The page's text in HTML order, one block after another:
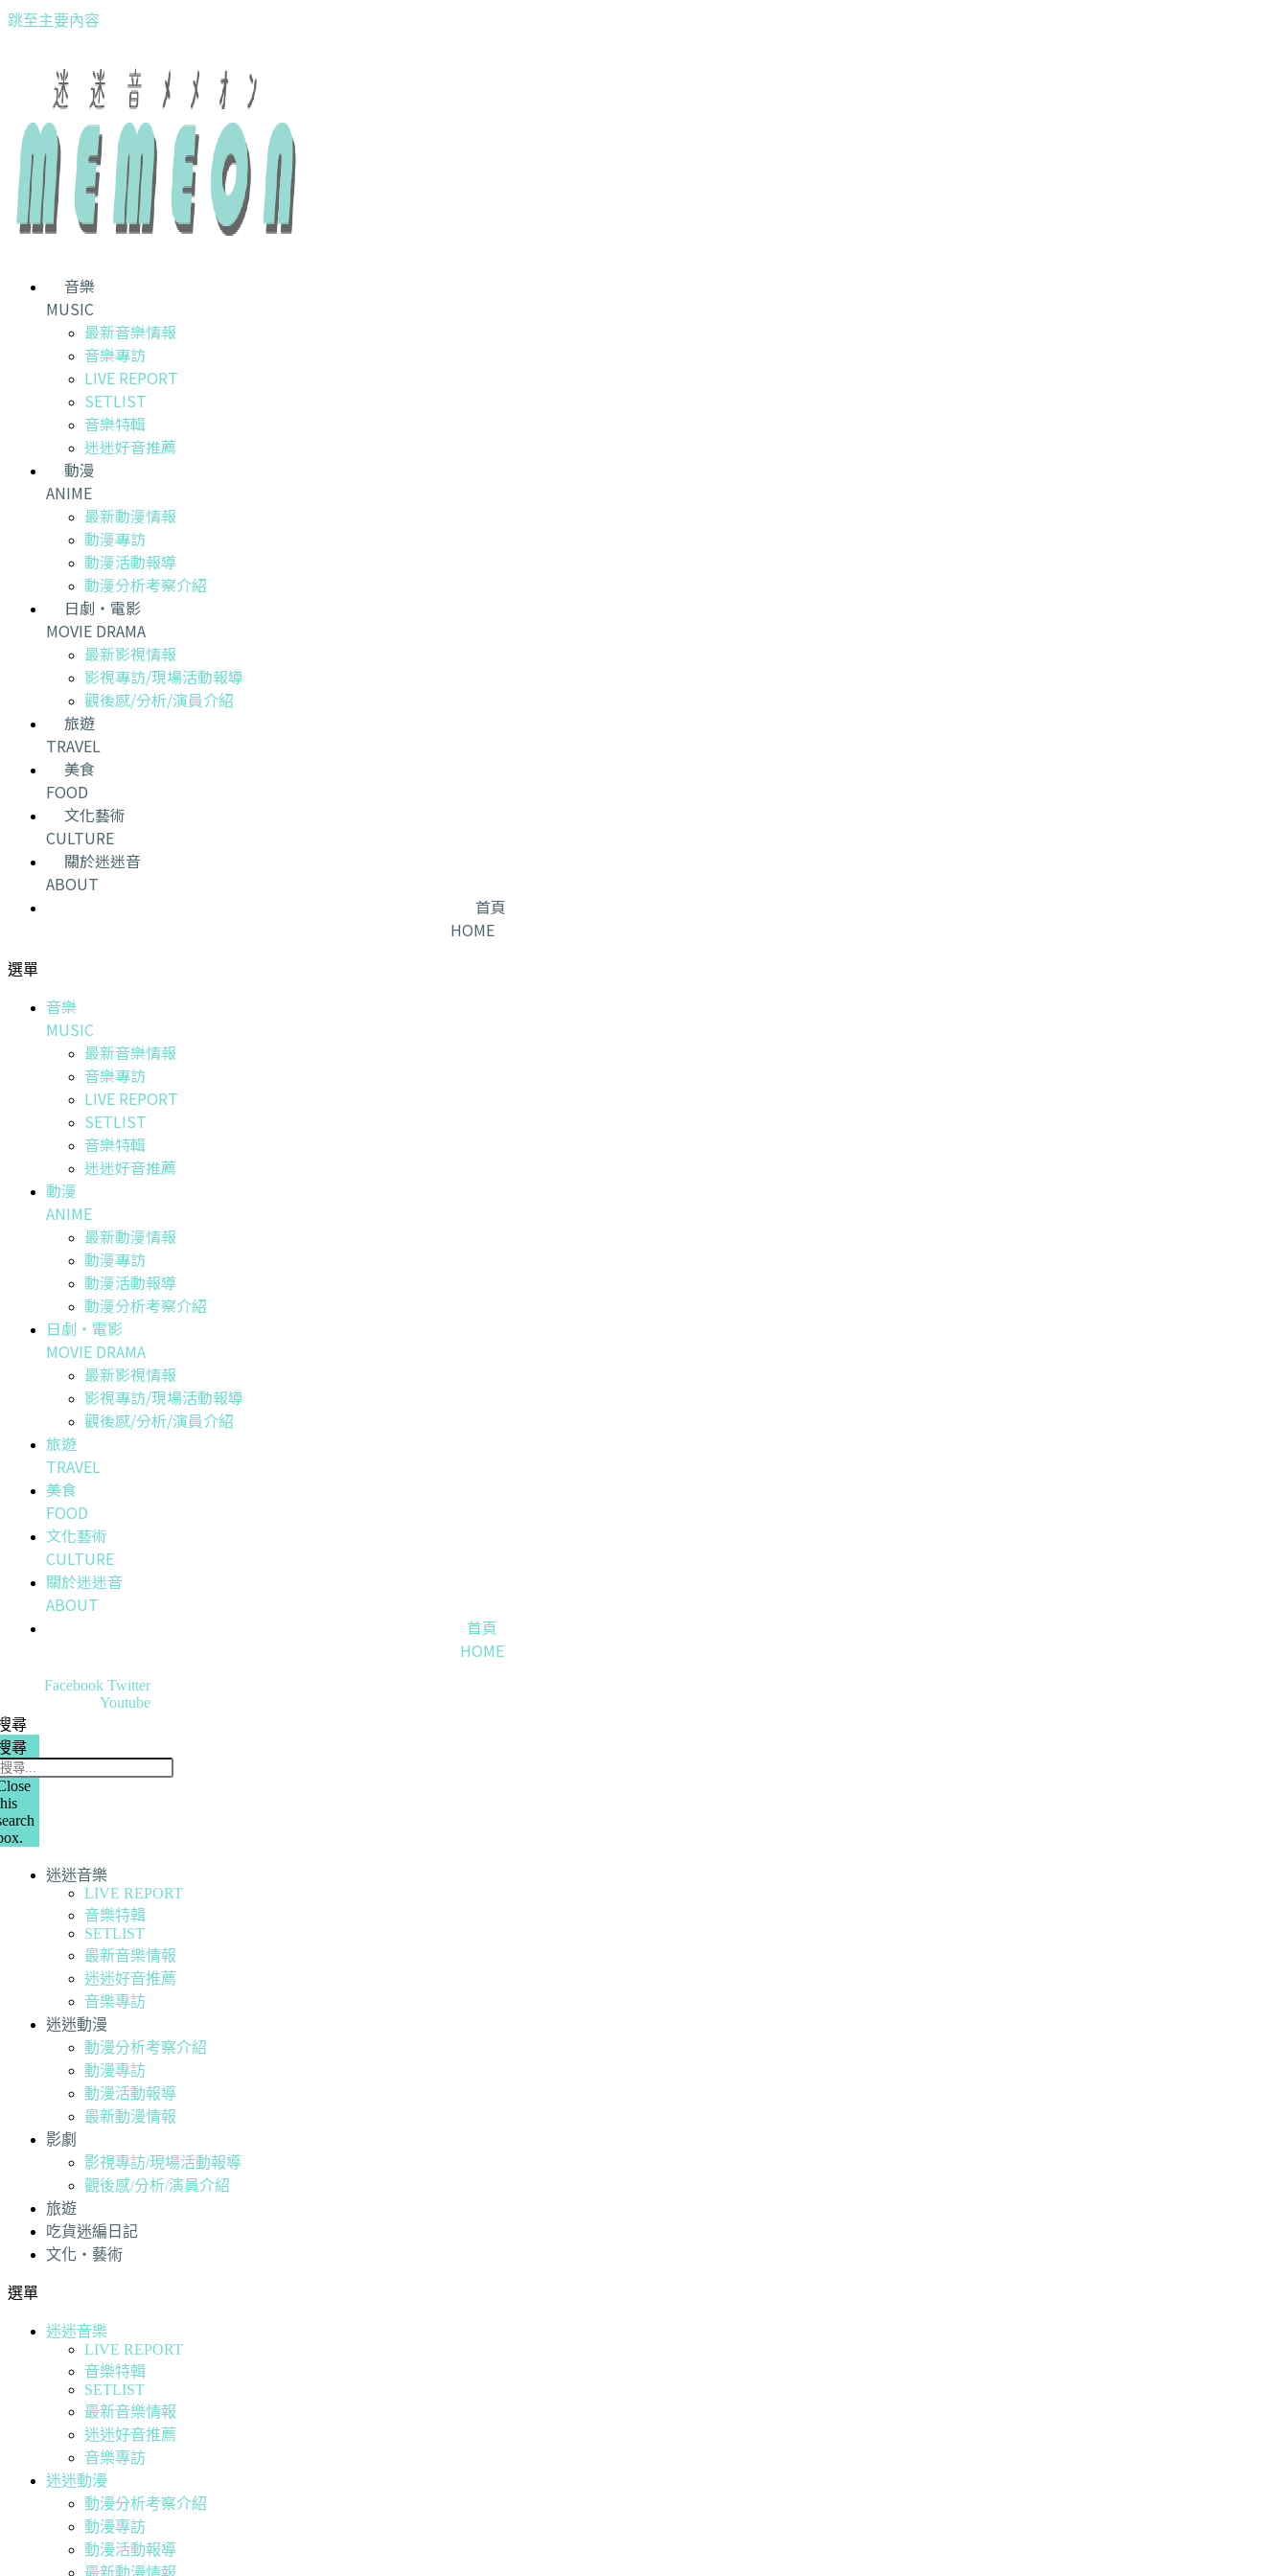
跳至主要內容
音樂
MUSIC
最新音樂情報
音樂專訪
LIVE REPORT
SETLIST
音樂特輯
迷迷好音推薦
動漫
ANIME
最新動漫情報
動漫專訪
動漫活動報導
動漫分析考察介紹
日劇・電影
MOVIE DRAMA
最新影視情報
影視專訪/現場活動報導
觀後感/分析/演員介紹
旅遊
TRAVEL
美食
FOOD
文化藝術
CULTURE
關於迷迷音
ABOUT
首頁
HOME
選單
音樂
MUSIC
最新音樂情報
音樂專訪
LIVE REPORT
SETLIST
音樂特輯
迷迷好音推薦
動漫
ANIME
最新動漫情報
動漫專訪
動漫活動報導
動漫分析考察介紹
日劇・電影
MOVIE DRAMA
最新影視情報
影視專訪/現場活動報導
觀後感/分析/演員介紹
旅遊
TRAVEL
美食
FOOD
文化藝術
CULTURE
關於迷迷音
ABOUT
首頁
HOME
Facebook Twitter
Youtube
尋
尋
迷迷音樂
LIVE REPORT
音樂特輯
SETLIST
最新音樂情報
迷迷好音推薦
音樂專訪
迷迷動漫
動漫分析考察介紹
動漫專訪
動漫活動報導
最新動漫情報
影劇
影視專訪/現場活動報導
觀後感/分析/演員介紹
旅遊
吃貨迷編日記
文化・藝術
選單
迷迷音樂
LIVE REPORT
音樂特輯
SETLIST
最新音樂情報
迷迷好音推薦
音樂專訪
迷迷動漫
動漫分析考察介紹
動漫專訪
動漫活動報導
最新動漫情報